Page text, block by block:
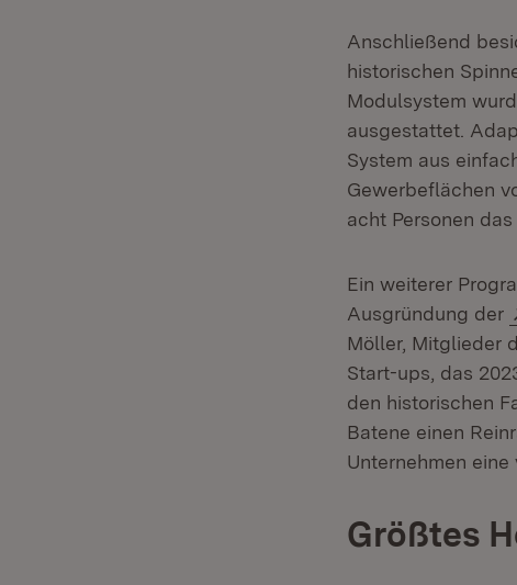
Anschließend
historischen
Modulsystem
ausgestattet.
System aus
Gewerbeflächen
acht Personen
Ein weiterer
Ausgründung der
Möller, Mitglieder
Start-ups, das
den historischen
Batene einen
Unternehmen
Größtes